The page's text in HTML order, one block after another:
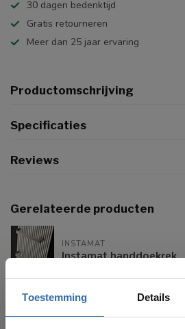
Toestemming Details
30 dagen bedenktijd
Gratis retourneren
Meer dan 25 jaar ervaring
Productomschrijving
Specificaties
Reviews
Gerelateerde producten
INSTAMAT
Instamat handdoekrek
INSTAMAT
Instamat